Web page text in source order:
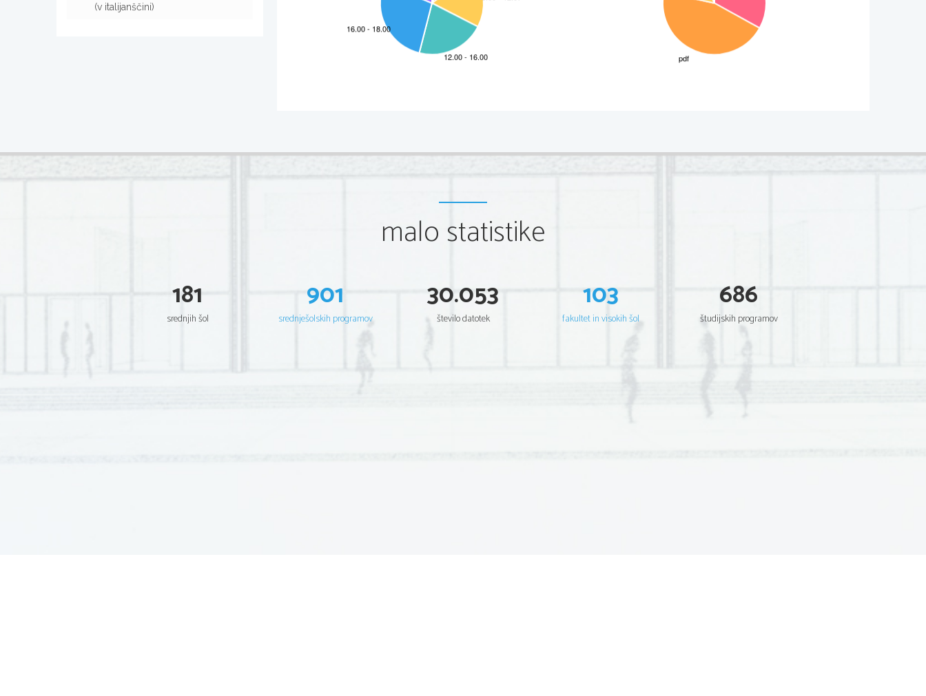
Glede na možnost uporabe recikliranih snovi oz. materialov lahko z reciklažo izdelamo
    * les
Količinsko manj pomembni :
Recikliranje papirja zmanjšuje sečnjo gozdov ter preprečuje nastajanje toplogrednih
plinov ob sežiganju papirja. V kolikor je papir ustrezno sortiran, je po reciklaži možno
(v italijanščini)
malo statistike
181
srednjih šol
901
srednješolskih programov
30.053
število datotek
103
fakultet in visokih šol
686
študijskih programov